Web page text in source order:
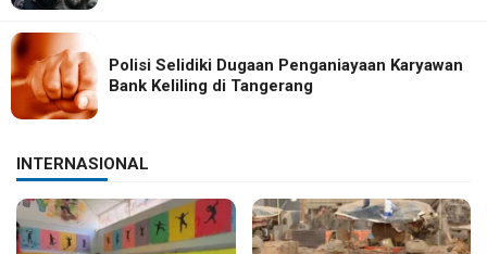
Polisi Selidiki Dugaan Penganiayaan Karyawan
Bank Keliling di Tangerang
INTERNASIONAL